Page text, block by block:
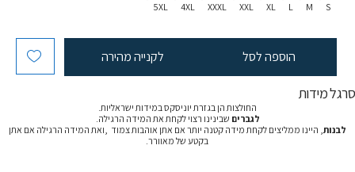
S
M
L
XL
XXL
XXXL
4XL
5XL
הוספה לסל לקנייה מהירה
סרגל מידות
החולצות הן בגזרת יוניסקס במידות ישראליות.
לגברים שבינינו רצוי לקחת את המידה הרגילה.
לבנות, היינו ממליצים לקחת מידה קטנה יותר אם אתן אוהבות צמוד ,ואת המידה הרגילה אם אתן
בקטע של מאוורר.